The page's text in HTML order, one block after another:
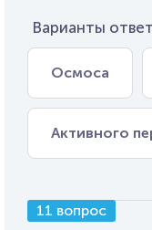
Варианты
Осмоса
Активного
11 вопрос